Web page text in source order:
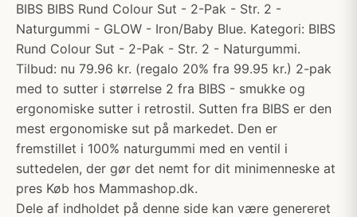
BIBS BIBS Rund Colour Sut - 2-Pak - Str. 2 -
Naturgummi - GLOW - Iron/Baby Blue. Kategori: BIBS
Rund Colour Sut - 2-Pak - Str. 2 - Naturgummi.
Tilbud: nu 79.96 kr. (regalo 20% fra 99.95 kr.) 2-pak
med to sutter i størrelse 2 fra BIBS - smukke og
ergonomiske sutter i retrostil. Sutten fra BIBS er den
mest ergonomiske sut på markedet. Den er
fremstillet i 100% naturgummi med en ventil i
suttedelen, der gør det nemt for dit minimenneske at
pres Køb hos Mammashop.dk.
Dele af indholdet på denne side kan være genereret